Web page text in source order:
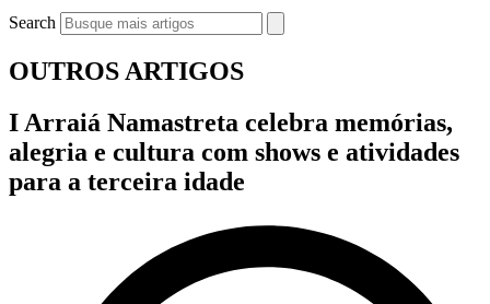
Search
OUTROS ARTIGOS
I Arraiá Namastreta celebra memórias,
alegria e cultura com shows e atividades
para a terceira idade